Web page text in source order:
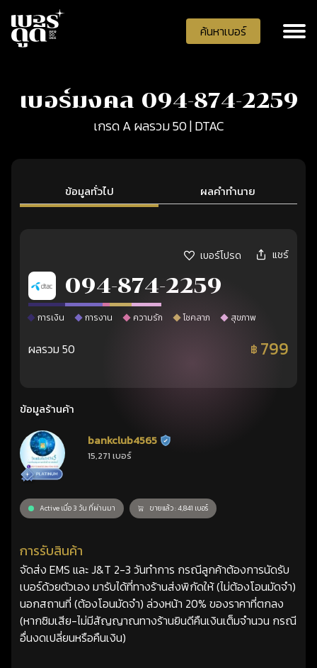
ค้นหาเบอร์
เบอร์มงคล 094-874-2259
เกรด A ผลรวม 50 | DTAC
ข้อมูลทั่วไป ผลคำทำนาย
เบอร์โปรด แชร์
094-874-2259
การเงิน การงาน ความรัก โชคลาภ สุขภาพ
ผลรวม 50 ฿ 799
ข้อมูลร้านค้า
bankclub4565 ร้านยืนยันแล้ว
15,271 เบอร์
Active เมื่อ 3 วัน ที่ผ่านมา ขายแล้ว : 4,841 เบอร์
การรับสินค้า
จัดส่ง EMS และ J&T 2-3 วันทำการ กรณีลูกค้าต้องการนัดรับ
เบอร์ด้วยตัวเอง มารับได้ที่ทางร้านส่งพิกัดให้ (ไม่ต้องโอนมัดจำ)
นอกสถานที่ (ต้องโอนมัดจำ) ล่วงหน้า 20% ของราคาที่ตกลง
(หากซิมเสีย-ไม่มีสัญญาณทางร้านยินดีคืนเงินเต็มจำนวน กรณี
อื่นงดเปลี่ยนหรือคืนเงิน)